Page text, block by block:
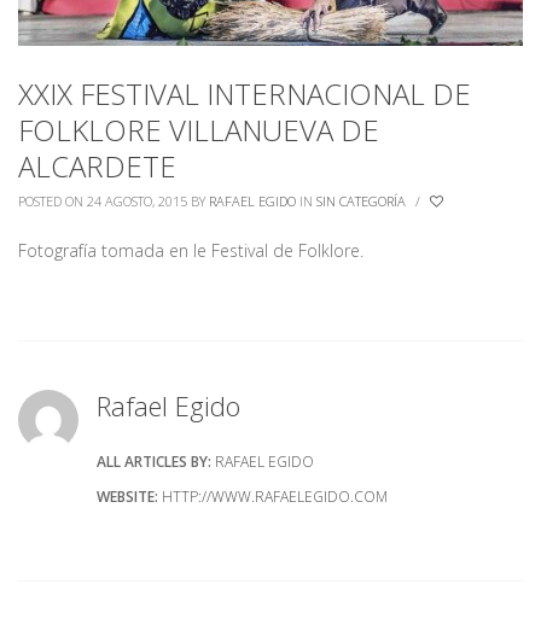
XXIX FESTIVAL INTERNACIONAL DE
FOLKLORE VILLANUEVA DE
ALCARDETE
POSTED ON 24 AGOSTO, 2015 BY RAFAEL EGIDO IN SIN CATEGORÍA /
Fotografía tomada en le Festival de Folklore.
Rafael Egido
ALL ARTICLES BY: RAFAEL EGIDO
WEBSITE: HTTP://WWW.RAFAELEGIDO.COM